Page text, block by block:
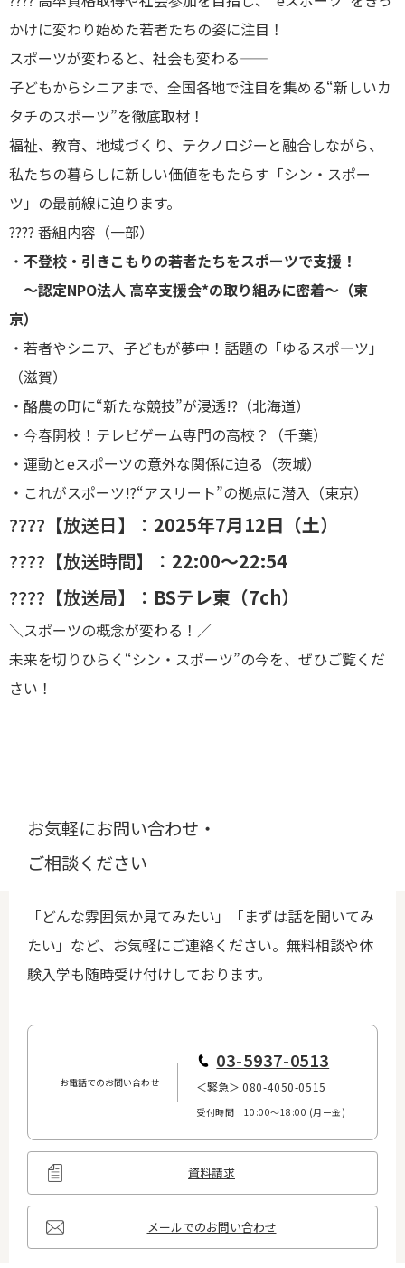
かけに変わり始めた若者たちの姿に注目！
スポーツが変わると、社会も変わる――
子どもからシニアまで、全国各地で注目を集める“新しいカ
タチのスポーツ”を徹底取材！
福祉、教育、地域づくり、テクノロジーと融合しながら、
私たちの暮らしに新しい価値をもたらす「シン・スポー
ツ」の最前線に迫ります。
???? 番組内容（一部）
・ 不登校・引きこもりの若者たちをスポーツで支援！
～認定NPO法人 高卒支援会*の取り組みに密着～（東
京）
・若者やシニア、子どもが夢中！話題の「ゆるスポーツ」
（滋賀）
・酪農の町に“新たな競技”が浸透!?（北海道）
・今春開校！テレビゲーム専門の高校？（千葉）
・運動とeスポーツの意外な関係に迫る（茨城）
・これがスポーツ!?“アスリート”の拠点に潜入（東京）
????【放送日】： 2025年7月12日（土）
????【放送時間】： 22:00～22:54
????【放送局】： BSテレ東（7ch）
＼スポーツの概念が変わる！／
未来を切りひらく“シン・スポーツ”の今を、ぜひご覧くだ
さい！
お気軽にお問い合わせ・
ご相談ください
「どんな雰囲気か見てみたい」「まずは話を聞いてみ
たい」など、お気軽にご連絡ください。無料相談や体
験入学も随時受け付けしております。
お電話でのお問い合わせ
03-5937-0513
＜緊急＞ 080-4050-0515
受付時間 10:00〜18:00 (月ー金)
資料請求
メールでのお問い合わせ